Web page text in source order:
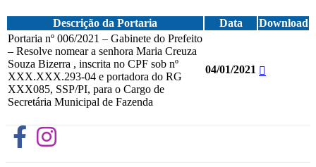
Descrição da Portaria Data
Download
Portaria nº 006/2021 – Gabinete do Prefeito
– Resolve nomear a senhora Maria Creuza
Souza Bizerra , inscrita no CPF sob nº
XXX.XXX.293-04 e portadora do RG
XXX085, SSP/PI, para o Cargo de
Secretária Municipal de Fazenda
04/01/2021